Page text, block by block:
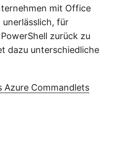
mit Office
für
zurück zu
dazu unterschiedliche
Azure Commandlets